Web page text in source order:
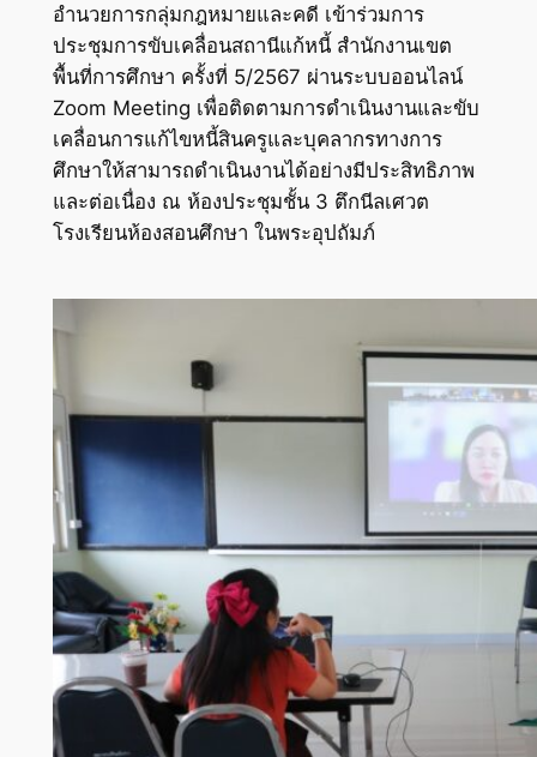
อำนวยการกลุ่มกฎหมายและคดี เข้าร่วมการ
ประชุมการขับเคลื่อนสถานีแก้หนี้ สำนักงานเขต
พื้นที่การศึกษา ครั้งที่ 5/2567 ผ่านระบบออนไลน์
Zoom Meeting เพื่อติดตามการดำเนินงานและขับ
เคลื่อนการแก้ไขหนี้สินครูและบุคลากรทางการ
ศึกษาให้สามารถดำเนินงานได้อย่างมีประสิทธิภาพ
และต่อเนื่อง ณ ห้องประชุมชั้น 3 ตึกนีลเศวต
โรงเรียนห้องสอนศึกษา ในพระอุปถัมภ์